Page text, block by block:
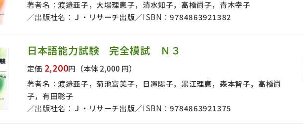
著者名：渡邉亜子，大場理恵子，清水知子，高橋尚子，青木幸子
出版社名： Ｊ・リサーチ出版 ISBN： 9784863921382
日本語能力試験 完全模試 Ｎ３
定価 2,200円 （本体 2,000 円）
著者名：渡邉亜子，菊池富美子，日置陽子，黒江理恵，森本智子，高橋尚
子，有田聡子
出版社名： Ｊ・リサーチ出版 ISBN： 9784863921375